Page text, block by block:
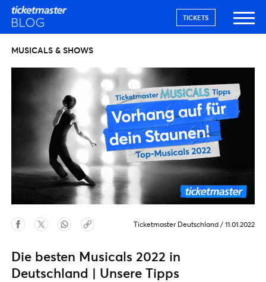
TICKETS
MUSICALS & SHOWS
Ticketmaster Deutschland / 11.01.2022
Die besten Musicals 2022 in
Deutschland | Unsere Tipps